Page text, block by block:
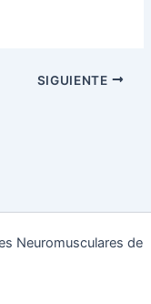
SIGUIENTE
Neuromusculares de